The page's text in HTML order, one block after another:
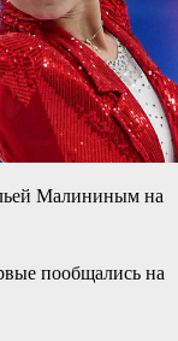
Малининым на